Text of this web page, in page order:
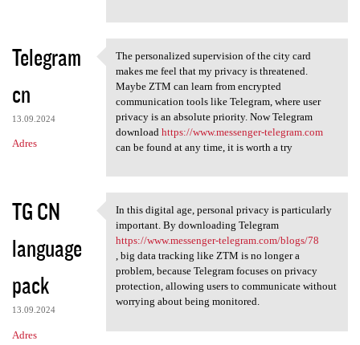
Telegram
cn
13.09.2024
Adres
The personalized supervision
The personalized supervision of the city card
makes me feel that my privacy is threatened.
Maybe ZTM can learn from encrypted
communication tools like Telegram, where user
privacy is an absolute priority. Now Telegram
download https://www.messenger-telegram.com
can be found at any time, it is worth a try
TG CN
language
pack
13.09.2024
Adres
In this digital age, personal
In this digital age, personal privacy is particularly
important. By downloading Telegram
https://www.messenger-telegram.com/blogs/78
, big data tracking like ZTM is no longer a
problem, because Telegram focuses on privacy
protection, allowing users to communicate without
worrying about being monitored.